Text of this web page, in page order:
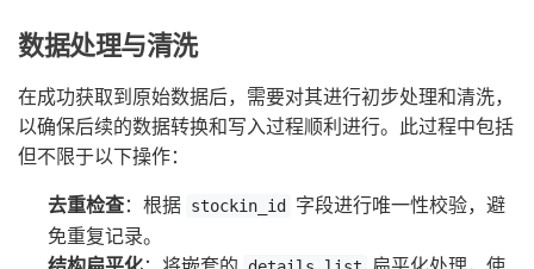
数据处理与清洗
在成功获取到原始数据后，需要对其进行初步处理和清洗，
以确保后续的数据转换和写入过程顺利进行。此过程中包括
但不限于以下操作：
去重检查：根据 stockin_id
字段进行唯一性校验，避
免重复记录。